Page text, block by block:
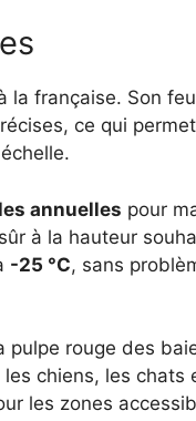
la française. Son
ce qui permet
annuelles pour
à la hauteur
-25 °C, sans
pulpe rouge des
chiens, les chats
les zones